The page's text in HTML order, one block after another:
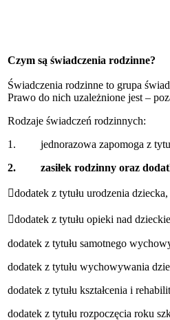
Czym są świadczenia rodzinne?
Świadczenia rodzinne to grupa
Prawo do nich uzależnione jest –
Rodzaje świadczeń rodzinnych:
1. jednorazowa zapomoga z
2. zasiłek rodzinny oraz
dodatek z tytułu urodzenia dziecka,
dodatek z tytułu opieki nad
dodatek z tytułu samotnego
dodatek z tytułu wychowywania
dodatek z tytułu kształcenia i
dodatek z tytułu rozpoczęcia roku